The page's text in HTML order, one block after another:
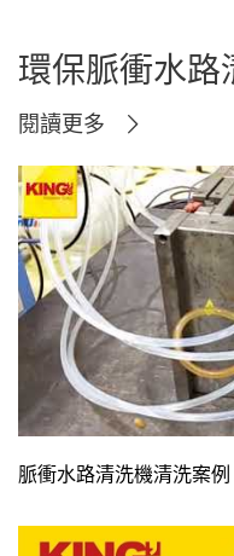
環保脈衝水路
閱讀更多
脈衝水路清洗機清洗案